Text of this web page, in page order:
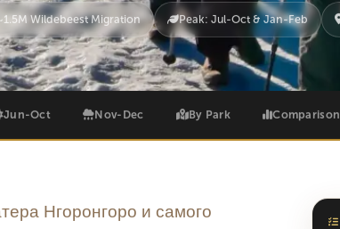
Wildebeest Migration Peak: Jul-Oct & Jan-Feb
Jun-Oct Nov-Dec By Park Comparison
Нгоронгоро и самого